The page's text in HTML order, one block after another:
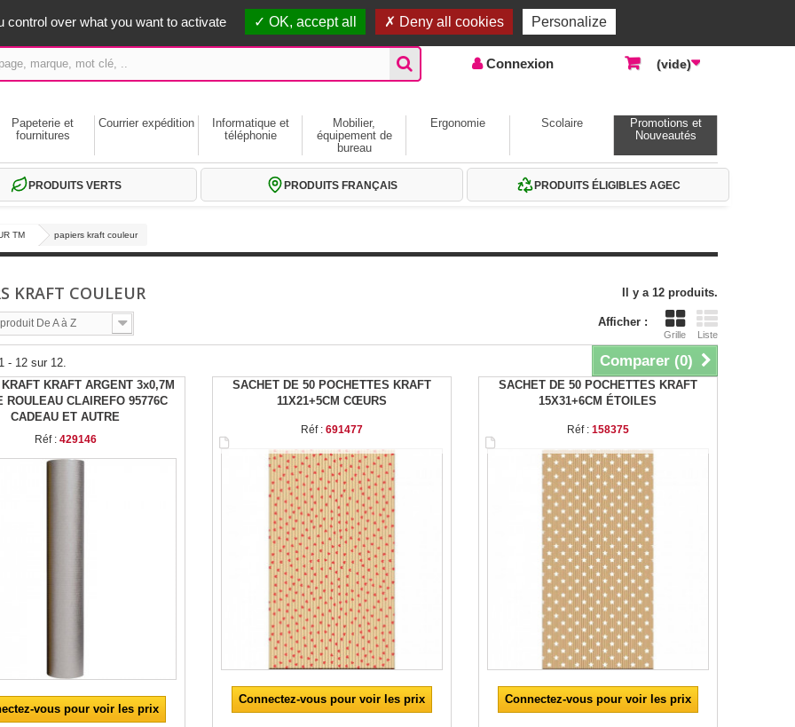
Accueil | Contactez-nous
Connexion (vide)
Papeterie et
fournitures
Courrier expédition
Informatique et
téléphonie
Mobilier,
équipement de
bureau
Ergonomie Scolaire
Promotions et
Nouveautés
PRODUITS VERTS PRODUITS FRANÇAIS PRODUITS ÉLIGIBLES AGEC
TM papiers kraft couleur
KRAFT COULEUR Il y a 12 produits.
Afficher :
Grille Liste
De A à Z
Comparer (0)
- 12 sur 12.
KRAFT ARGENT 3x0,7M
ROULEAU CLAIREFO 95776C
CADEAU ET AUTRE
Réf : 429146
vous pour voir les prix
SACHET DE 50 POCHETTES KRAFT
11X21+5CM CŒURS
Réf : 691477
Connectez-vous pour voir les prix
SACHET DE 50 POCHETTES KRAFT
15X31+6CM ÉTOILES
Réf : 158375
Connectez-vous pour voir les prix
over what you want to activate OK, accept all Deny all cookies Personalize